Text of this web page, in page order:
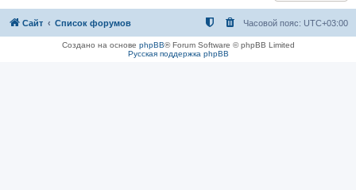
Сайт Список форумов Часовой пояс: UTC+03:00
Создано на основе phpBB® Forum Software © phpBB Limited
Русская поддержка phpBB